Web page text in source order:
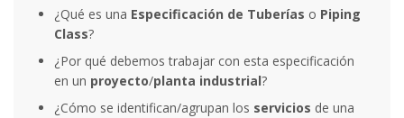
¿Qué es una Especificación de Tuberías o Piping
Class?
¿Por qué debemos trabajar con esta especificación
en un proyecto/planta industrial?
¿Cómo se identifican/agrupan los servicios de una